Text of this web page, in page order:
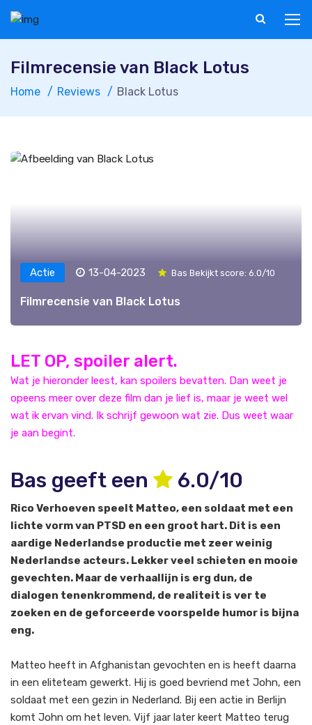
Filmrecensie van Black Lotus
Home Reviews Black Lotus
Actie 13-04-2023 Bas Bekijkt score: 6.0/10
Filmrecensie van Black Lotus
LET OP, spoiler alert.
Wat je hieronder leest, kan spoilers bevatten. Dan weet je
opeens meer over deze film dan je lief is, maar je weet wel
wat ik ervan vind. Ik schrijf gewoon wat zie. Dus weet waar
je aan begint.
Bas geeft een 6.0/10
Rico Verhoeven speelt Matteo, een soldaat met een
lichte vorm van PTSD en een groot hart. Dit is een
aardige Nederlandse productie met zeer weinig
Nederlandse acteurs. Lekker veel schieten en mooie
gevechten. Maar de verhaallijn is erg dun, de
dialogen tenenkrommend, de realiteit is ver te
zoeken en de geforceerde voorspelde humor is bijna
eng.
Matteo heeft in Afghanistan gevochten en is heeft daarna
in een eliteteam gewerkt. Hij is goed bevriend met John, een
soldaat met een gezin in Nederland. Bij een actie in Berlijn
komt John om het leven. Vijf jaar later keert Matteo terug